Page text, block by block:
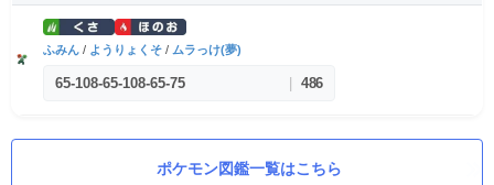
ふみん / ようりょくそ / ムラっけ(夢)
65-108-65-108-65-75 486
ポケモン図鑑一覧はこちら